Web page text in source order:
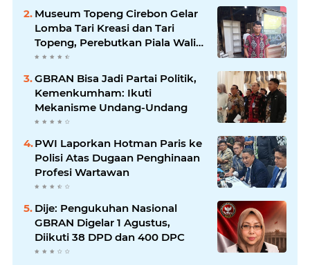
Museum Topeng Cirebon Gelar
Lomba Tari Kreasi dan Tari
Topeng, Perebutkan Piala Wali
Kota
GBRAN Bisa Jadi Partai Politik,
Kemenkumham: Ikuti
Mekanisme Undang-Undang
PWI Laporkan Hotman Paris ke
Polisi Atas Dugaan Penghinaan
Profesi Wartawan
Dije: Pengukuhan Nasional
GBRAN Digelar 1 Agustus,
Diikuti 38 DPD dan 400 DPC